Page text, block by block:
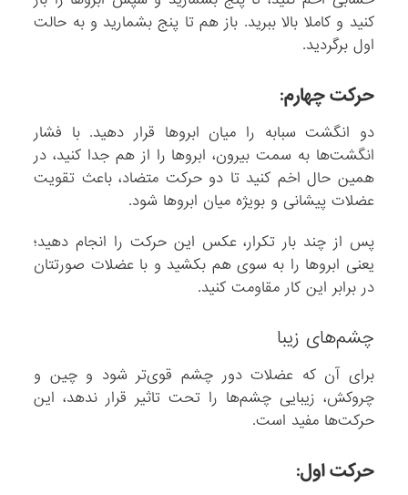
کنید و کاملا بالا ببرید. باز هم تا پنج بشمارید و به حالت
اول برگردید.
حرکت چهارم:
دو انگشت سبابه را میان ابروها قرار دهید. با فشار
انگشت‌ها به سمت بیرون، ابروها را از هم جدا کنید، در
همین حال اخم کنید تا دو حرکت متضاد، باعث تقویت
عضلات پیشانی و بویژه میان ابروها شود.
پس از چند بار تکرار، عکس این حرکت را انجام دهید؛
یعنی ابروها را به سوی هم بکشید و با عضلات صورتتان
در برابر این کار مقاومت کنید.
چشم‌های زیبا
برای آن که عضلات دور چشم قوی‌تر شود و چین و
چروکش، زیبایی چشم‌ها را تحت تاثیر قرار ندهد، این
حرکت‌ها مفید است.
حرکت اول: